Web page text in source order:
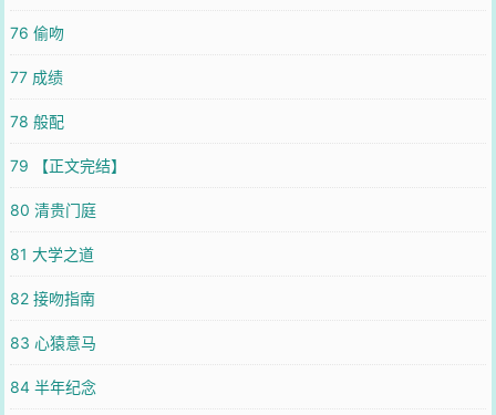
76 偷吻
77 成绩
78 般配
79 【正文完结】
80 清贵门庭
81 大学之道
82 接吻指南
83 心猿意马
84 半年纪念